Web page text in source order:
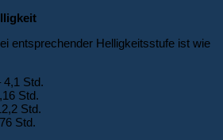
entsprechender Helligkeitsstufe ist wie
4,1 Std.
Std.
Std.
Std.